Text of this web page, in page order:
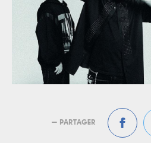
— PARTAGER